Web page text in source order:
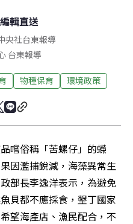
編輯直送
央社台東報導
台東報導
物種保育 環境政策
嚐俗稱「苦螺仔」的蠑
因濫捕銳減，海藻異常生
部長李逸洋表示，為避免
貝都不應採食，墾丁國家
望海產店、漁民配合，不